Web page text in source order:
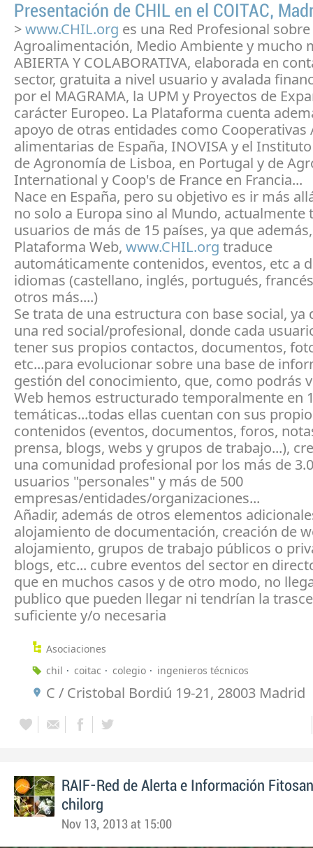
Presentación de CHIL en el COITAC,
>www.CHIL.org es una Red Profesional sobre
Agroalimentación, Medio Ambiente y mucho
ABIERTA Y COLABORATIVA, elaborada en
sector, gratuita a nivel usuario y avalada
por el MAGRAMA, la UPM y Proyectos de
carácter Europeo. La Plataforma cuenta
apoyo de otras entidades como Cooperativas
alimentarias de España, INOVISA y el
de Agronomía de Lisboa, en Portugal y de
International y Coop's de France en Francia...
Nace en España, pero su objetivo es ir más
no solo a Europa sino al Mundo, actualmente
usuarios de más de 15 países, ya que
Plataforma Web, www.CHIL.org traduce
automáticamente contenidos, eventos, etc a
idiomas (castellano, inglés, portugués,
otros más....)
Se trata de una estructura con base social, ya
una red social/profesional, donde cada
tener sus propios contactos, documentos,
etc...para evolucionar sobre una base de
gestión del conocimiento, que, como podrás
Web hemos estructurado temporalmente en
temáticas...todas ellas cuentan con sus
contenidos (eventos, documentos, foros,
prensa, blogs, webs y grupos de trabajo...),
una comunidad profesional por los más de
usuarios "personales" y más de 500
empresas/entidades/organizaciones...
Añadir, además de otros elementos
alojamiento de documentación, creación de
alojamiento, grupos de trabajo públicos o
blogs, etc... cubre eventos del sector en
que en muchos casos y de otro modo, no
publico que pueden llegar ni tendrían la
suficiente y/o necesaria
Asociaciones
chil
coitac colegio ingenieros técnicos
C / Cristobal Bordiú 19-21, 28003 Madrid
RAIF-Red de Alerta e Información
chilorg
Nov 13, 2013 at 15:00